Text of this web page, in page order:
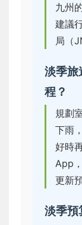
九州
建議
局（
淡季旅
程？
規劃
下雨
好時
App
更新
淡季預